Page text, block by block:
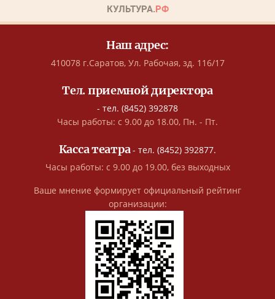
Наш адрес:
410078 г.Саратов, Ул. Рабочая, зд. 116/17
Тел. приемной директора
- тел. (8452) 392878
Часы работы: с 9.00 до 18.00, Пн. - Пт.
Касса театра- тел. (8452) 392877.
Часы работы: с 9.00 до 19.00, без выходных
Ваше мнение формирует официальный рейтинг
организации: